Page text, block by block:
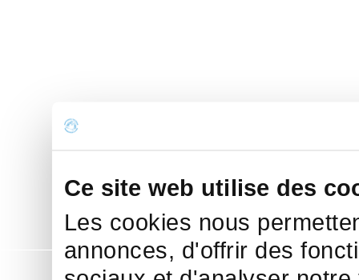
Ce site web utilise des
Les cookies nous
annonces, d'offrir des